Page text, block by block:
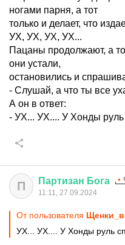
ногами парня, а тот
только и делает, что
УХ, УХ, УХ, УХ...
Пацаны продолжают, а
они устали,
остановились и
- Слушай, а что ты все
А он в ответ:
- УХ... УХ.... У Хонды руль
П Партизан Бога
11:11, 27.09.2024
От пользователя
УХ... УХ.... У Хонды руль